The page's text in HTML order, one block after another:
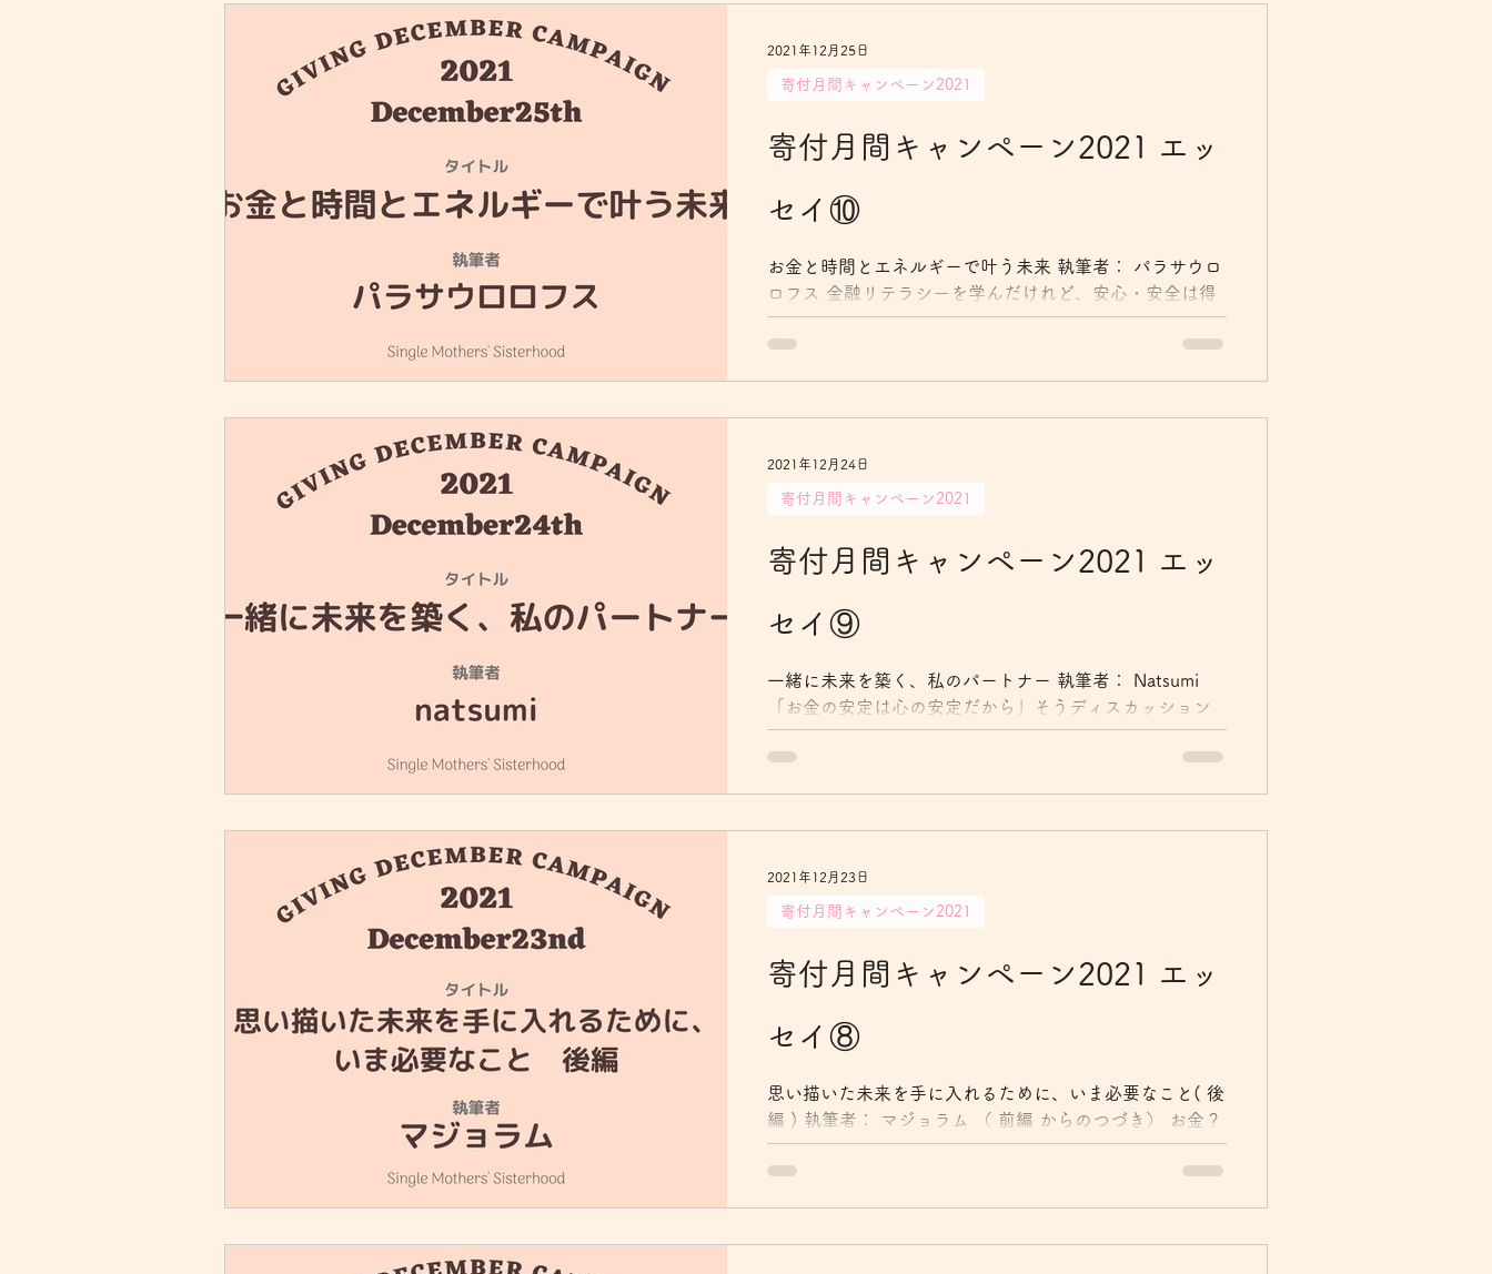
寄付月間キャンペーン2021 エッ
セイ⑩
お金と時間とエネルギーで叶う未来 執筆者： パラサウロ
ロフス 金融リテラシーを学んだけれど、安心・安全は得
られなかった 元パートナーと同居しているとき、お金に
関する書籍を渡され、私はそれを読み要旨をまとめるこ
寄付月間キャンペーン2021
2021年12月25日
寄付月間キャンペーン2021 エッ
セイ⑨
一緒に未来を築く、私のパートナー 執筆者： Natsumi
「お金の安定は心の安定だから」そうディスカッション
で発言したのだと、息子が学校でのできごとを話してく
れた。中学生なのに、我が子ながらしっかりしている。
寄付月間キャンペーン2021
2021年12月24日
寄付月間キャンペーン2021 エッ
セイ⑧
思い描いた未来を手に入れるために、いま必要なこと( 後
編 ) 執筆者： マジョラム （ 前編 からのつづき） お金？
なんとかなるでしょう〜と思っていた頃から、さまざま
な状況の変化から、そうは行かなくなってきた！さてど
寄付月間キャンペーン2021
2021年12月23日